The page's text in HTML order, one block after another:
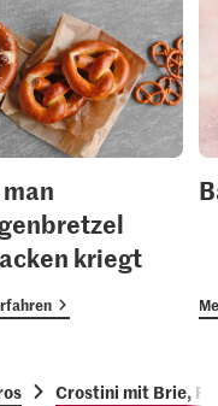
kriegt
Crostini mit Brie,